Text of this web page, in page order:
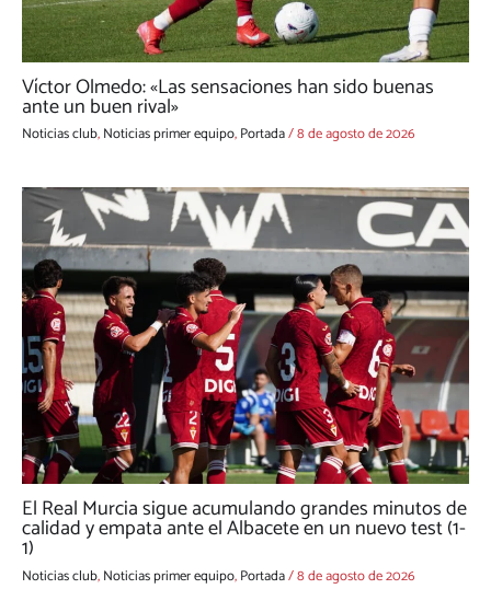
Víctor Olmedo: «Las sensaciones han sido buenas
ante un buen rival»
Noticias club,Noticias primer equipo,Portada/8 de agosto de 2026
El Real Murcia sigue acumulando grandes minutos de
calidad y empata ante el Albacete en un nuevo test (1-
1)
Noticias club,Noticias primer equipo,Portada/8 de agosto de 2026